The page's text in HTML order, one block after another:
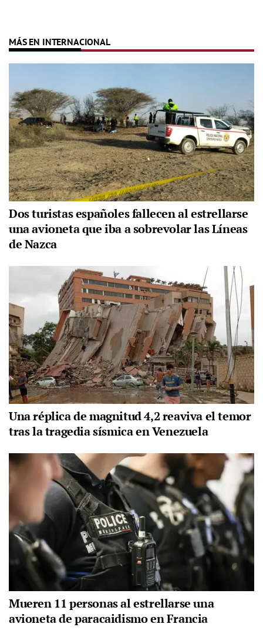
MÁS EN INTERNACIONAL
Dos turistas españoles fallecen al estrellarse
una avioneta que iba a sobrevolar las Líneas
de Nazca
Una réplica de magnitud 4,2 reaviva el temor
tras la tragedia sísmica en Venezuela
Mueren 11 personas al estrellarse una
avioneta de paracaidismo en Francia